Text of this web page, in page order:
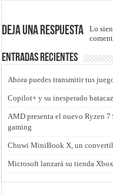
Deja una respuesta Lo
Entradas recientes
Ahora puedes transmitir tus
Copilot+ y su inesperado
AMD presenta el nuevo Ryzen
gaming
Chuwi MiniBook X, un
Microsoft lanzará su tienda